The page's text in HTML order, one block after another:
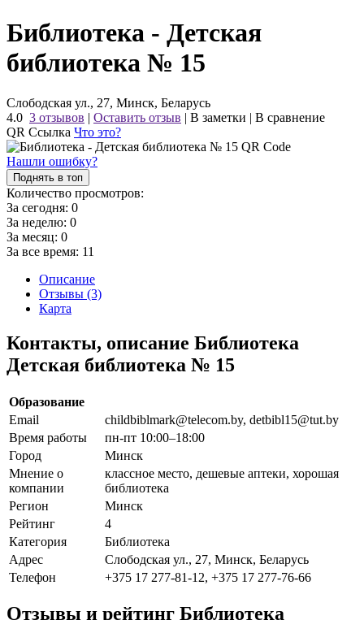
Библиотека - Детская
библиотека № 15
Слободская ул., 27, Минск, Беларусь
4.0 3 отзывов | Оставить отзыв | В заметки | В сравнение
QR Ссылка Что это?
Нашли ошибку?
Поднять в топ
Количество просмотров:
За сегодня: 0
За неделю: 0
За месяц: 0
За все время: 11
Описание
Отзывы (3)
Карта
Контакты, описание Библиотека
Детская библиотека № 15
Образование
Email
childbiblmark@telecom.by, detbibl15@tut.by
Время работы
пн-пт 10:00–18:00
Город
Минск
Мнение о
компании
классное место, дешевые аптеки, хорошая
библиотека
Регион
Минск
Рейтинг
4
Категория
Библиотека
Адрес
Слободская ул., 27, Минск, Беларусь
Телефон
+375 17 277-81-12, +375 17 277-76-66
Отзывы и рейтинг Библиотека